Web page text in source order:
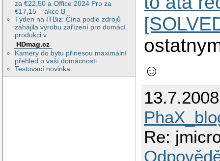
za €22,50 a Office 2024 Pro za
€17,15 – akce B
Týden na ITBiz: Čína podle zdrojů
zahájila výrobu zařízení pro domácí
produkci v
HDmag.cz
Kamery do bytu přinesou maximální
přehled o vaší domácnosti
Testovací novinka
☺
Re: